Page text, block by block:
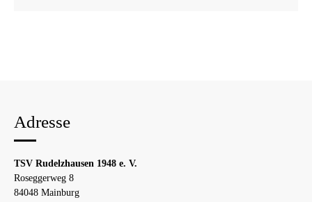
Adresse
TSV Rudelzhausen 1948 e. V.
Roseggerweg 8
84048 Mainburg